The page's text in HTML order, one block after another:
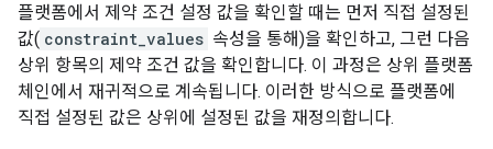
플랫폼에서 제약 조건 설정 값을 확인할 때는 먼저 직접 설정된
값( constraint_values 속성을 통해)을 확인하고, 그런 다음
상위 항목의 제약 조건 값을 확인합니다. 이 과정은 상위 플랫폼
체인에서 재귀적으로 계속됩니다. 이러한 방식으로 플랫폼에
직접 설정된 값은 상위에 설정된 값을 재정의합니다.